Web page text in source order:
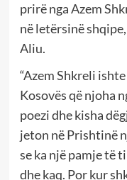
prirë nga Azem
në letërsinë
Aliu.
“Azem Shkreli
Kosovës që njoha
poezi dhe kisha
jeton në Prishtinë
se ka një pamje të
dhe kaq. Por kur